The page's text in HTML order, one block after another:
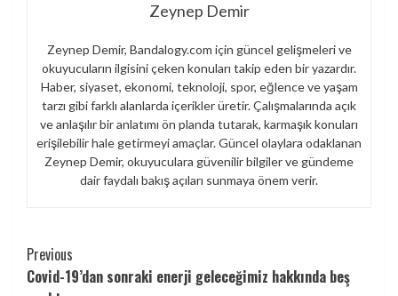
Zeynep Demir
Zeynep Demir, Bandalogy.com için güncel gelişmeleri ve
okuyucuların ilgisini çeken konuları takip eden bir yazardır.
Haber, siyaset, ekonomi, teknoloji, spor, eğlence ve yaşam
tarzı gibi farklı alanlarda içerikler üretir. Çalışmalarında açık
ve anlaşılır bir anlatımı ön planda tutarak, karmaşık konuları
erişilebilir hale getirmeyi amaçlar. Güncel olaylara odaklanan
Zeynep Demir, okuyuculara güvenilir bilgiler ve gündeme
dair faydalı bakış açıları sunmaya önem verir.
Continue
Reading
Previous
Covid-19’dan sonraki enerji geleceğimiz hakkında beş